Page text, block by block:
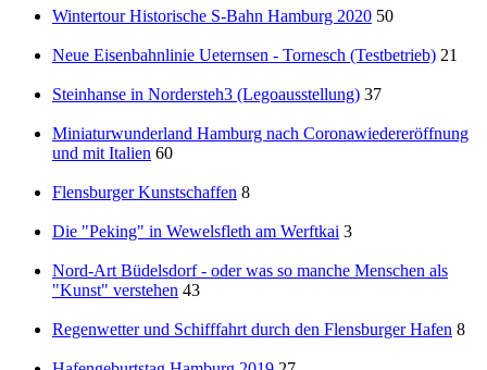
Wintertour Historische S-Bahn Hamburg 2020 50
Neue Eisenbahnlinie Ueternsen - Tornesch (Testbetrieb) 21
Steinhanse in Nordersteh3 (Legoausstellung) 37
Miniaturwunderland Hamburg nach Coronawiedereröffnung
und mit Italien 60
Flensburger Kunstschaffen 8
Die "Peking" in Wewelsfleth am Werftkai 3
Nord-Art Büdelsdorf - oder was so manche Menschen als
"Kunst" verstehen 43
Regenwetter und Schifffahrt durch den Flensburger Hafen 8